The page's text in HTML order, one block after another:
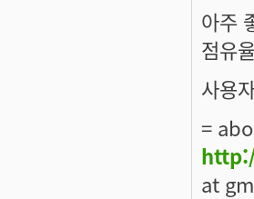
아주
점유
사용
=
at